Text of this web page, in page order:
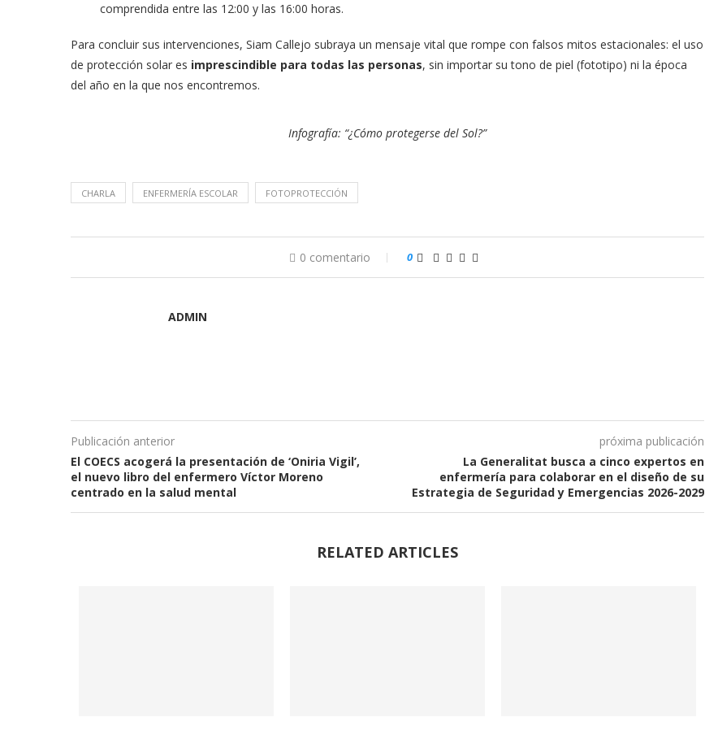
comprendida entre las 12:00 y las 16:00 horas.
Para concluir sus intervenciones, Siam Callejo subraya un mensaje vital que rompe con falsos mitos estacionales: el uso
de protección solar es imprescindible para todas las personas, sin importar su tono de piel (fototipo) ni la época
del año en la que nos encontremos.
Infografía: “¿Cómo protegerse del Sol?”
CHARLA ENFERMERÍA ESCOLAR FOTOPROTECCIÓN
0 comentario 0
ADMIN
Publicación anterior
El COECS acogerá la presentación de ‘Oniria Vigil’,
el nuevo libro del enfermero Víctor Moreno
centrado en la salud mental
próxima publicación
La Generalitat busca a cinco expertos en
enfermería para colaborar en el diseño de su
Estrategia de Seguridad y Emergencias 2026-2029
RELATED ARTICLES